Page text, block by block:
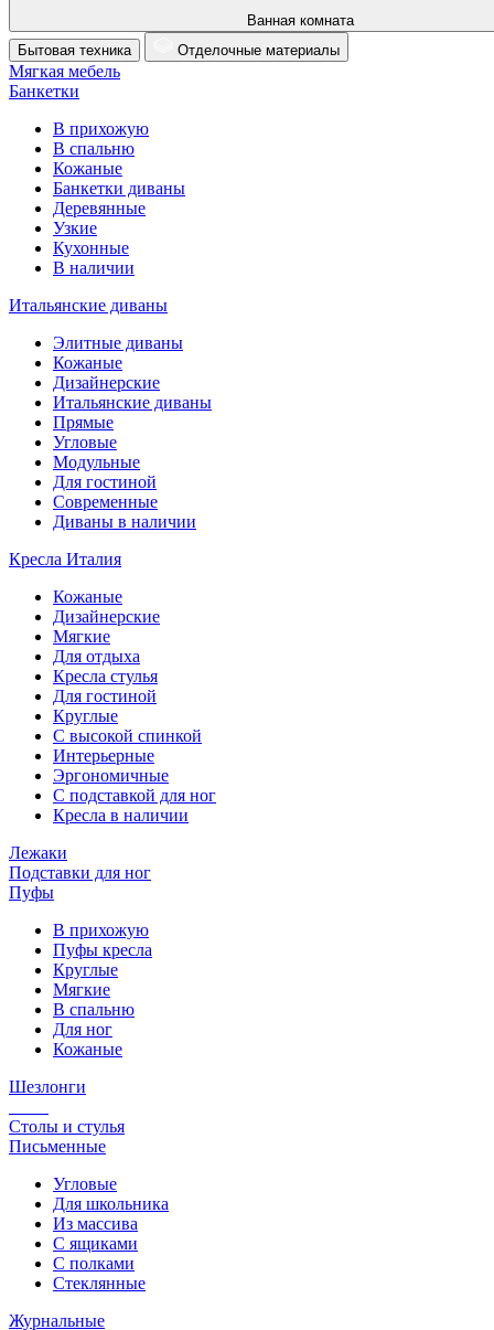
Ванная комната
Бытовая техника
Отделочные материалы
Мягкая мебель
Банкетки
В прихожую
В спальню
Кожаные
Банкетки диваны
Деревянные
Узкие
Кухонные
В наличии
Итальянские диваны
Элитные диваны
Кожаные
Дизайнерские
Итальянские диваны
Прямые
Угловые
Модульные
Для гостиной
Современные
Диваны в наличии
Кресла Италия
Кожаные
Дизайнерские
Мягкие
Для отдыха
Кресла стулья
Для гостиной
Круглые
С высокой спинкой
Интерьерные
Эргономичные
С подставкой для ног
Кресла в наличии
Лежаки
Подставки для ног
Пуфы
В прихожую
Пуфы кресла
Круглые
Мягкие
В спальню
Для ног
Кожаные
Шезлонги
Столы и стулья
Письменные
Угловые
Для школьника
Из массива
С ящиками
С полками
Стеклянные
Журнальные